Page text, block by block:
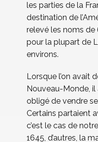
les parties de la
destination de
relevé les noms de
pour la plupart de
environs.
Lorsque l’on avait
Nouveau-Monde, il
obligé de vendre
Certains partaient
c’est le cas de
1645, d’autres, la